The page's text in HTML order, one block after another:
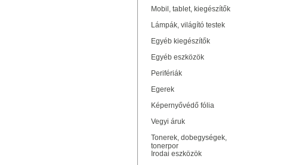
Mobil, tablet, kiegészítők
Lámpák, világító testek
Egyéb kiegészítők
Egyéb eszközök
Perifériák
Egerek
Képernyővédő fólia
Vegyi áruk
Tonerek, dobegységek,
tonerpor
Irodai eszközök